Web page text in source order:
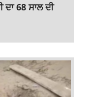
68 ਸਾਲ ਦੀ